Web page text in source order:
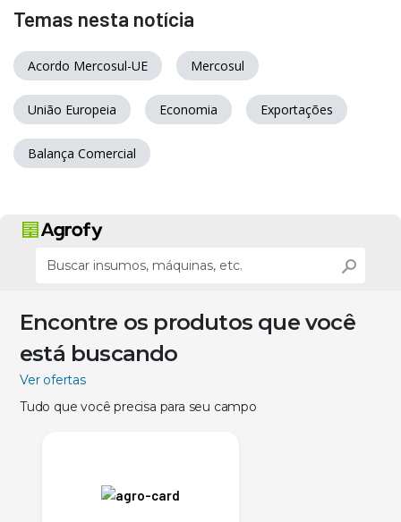
Temas nesta notícia
Acordo Mercosul-UE Mercosul
União Europeia Economia Exportações
Balança Comercial
Encontre os produtos que você
está buscando
Ver ofertas
Tudo que você precisa para seu campo